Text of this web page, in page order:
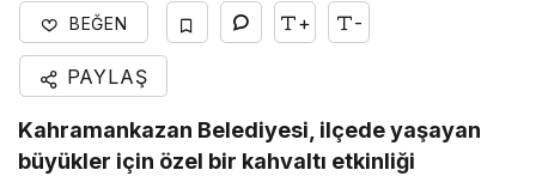
BEĞEN + -
PAYLAŞ
Kahramankazan Belediyesi, ilçede yaşayan
büyükler için özel bir kahvaltı etkinliği